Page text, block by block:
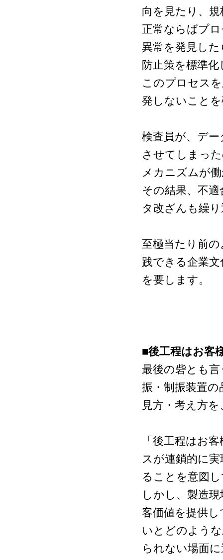
向を見たり、
正常ならばプ
異常を発見し
防止策を標準
このプロセス
発しないこと
検査員が、デ
させてしまっ
メカニズムが
その結果、不
タ改ざんも繰
至極当たり前
践できる企業
を要します。
■後工程はお客
最後の砦とも
振・制振装置
見方・考え方
「後工程はお
スが連鎖的に
ることを意図
しかし、製造
客価値を提供
いとどのよう
られない場面